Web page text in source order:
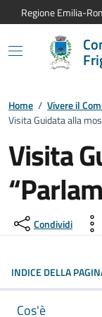
Vai al contenuto
Vai alla navigazione
Vai al piede di pagina
Regione Emilia-
Home / Vivere il
Visita Guidata alla
Visita
Dettagli
Condividi
INDICE DELLA
Cos'è